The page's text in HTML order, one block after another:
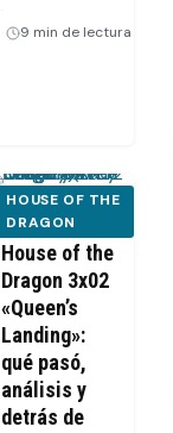
9 min de lectura
HOUSE OF THE
DRAGON
[Recap]
House of the
Dragon 3x02
«Queen’s
Landing»:
qué pasó,
análisis y
detrás de